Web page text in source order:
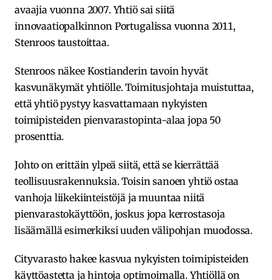
avaajia vuonna 2007. Yhtiö sai siitä
innovaatiopalkinnon Portugalissa vuonna 2011,
Stenroos taustoittaa.
Stenroos näkee Kostianderin tavoin hyvät
kasvunäkymät yhtiölle. Toimitusjohtaja muistuttaa,
että yhtiö pystyy kasvattamaan nykyisten
toimipisteiden pienvarastopinta-alaa jopa 50
prosenttia.
Johto on erittäin ylpeä siitä, että se kierrättää
teollisuusrakennuksia. Toisin sanoen yhtiö ostaa
vanhoja liikekiinteistöjä ja muuntaa niitä
pienvarastokäyttöön, joskus jopa kerrostasoja
lisäämällä esimerkiksi uuden välipohjan muodossa.
Cityvarasto hakee kasvua nykyisten toimipisteiden
käyttöastetta ja hintoja optimoimalla. Yhtiöllä on